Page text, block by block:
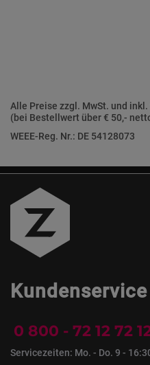
Alle Preise zzgl. MwSt. und inkl.
(bei Bestellwert über € 50,-
WEEE-Reg. Nr.: DE 54128073
Kundenservice
0 800 - 72 12 72
Servicezeiten: Mo. - Do. 9 -